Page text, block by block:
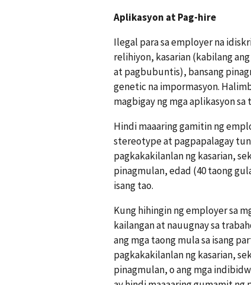
Aplikasyon at Pag-hire
Ilegal para sa employer na
relihiyon, kasarian (kabilang
at pagbubuntis), bansang
genetic na impormasyon.
magbigay ng mga aplikasyon
Hindi maaaring gamitin ng
stereotype at pagpapalagay
pagkakakilanlan ng kasarian,
pinagmulan, edad (40 taong
isang tao.
Kung hihingin ng employer sa
kailangan at nauugnay sa
ang mga taong mula sa isang
pagkakakilanlan ng kasarian,
pinagmulan, o ang mga